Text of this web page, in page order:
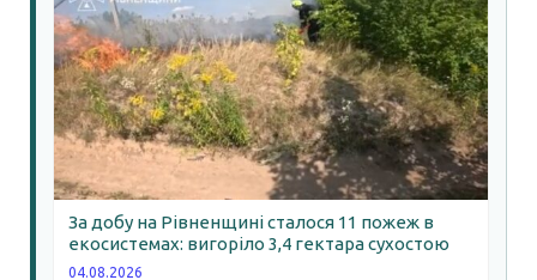
За добу на Рівненщині сталося 11 пожеж в
екосистемах: вигоріло 3,4 гектара сухостою
04.08.2026